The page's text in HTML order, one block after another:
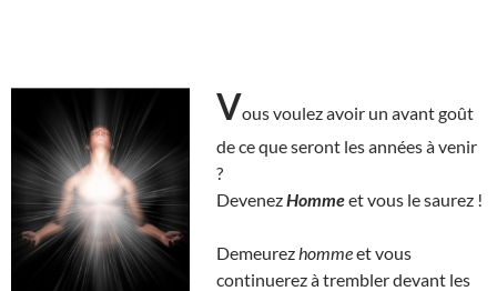
Vous voulez avoir un avant goût
de ce que seront les années à venir
?
DevenezHommeet vous le saurez !
Demeurez hommeet vous
continuerez à trembler devant les